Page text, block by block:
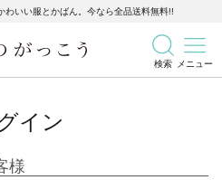
わいい服とかばん。今なら全品送料無料!!
検索 メニュー
記事を検索
イン
様